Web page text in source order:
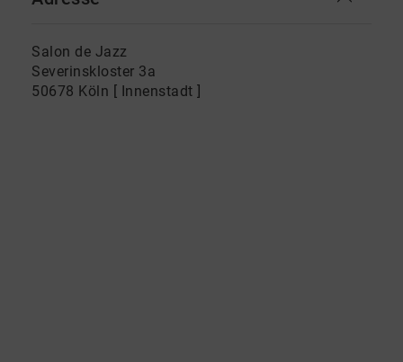
Salon de Jazz
Severinskloster 3a
50678 Köln [ Innenstadt ]